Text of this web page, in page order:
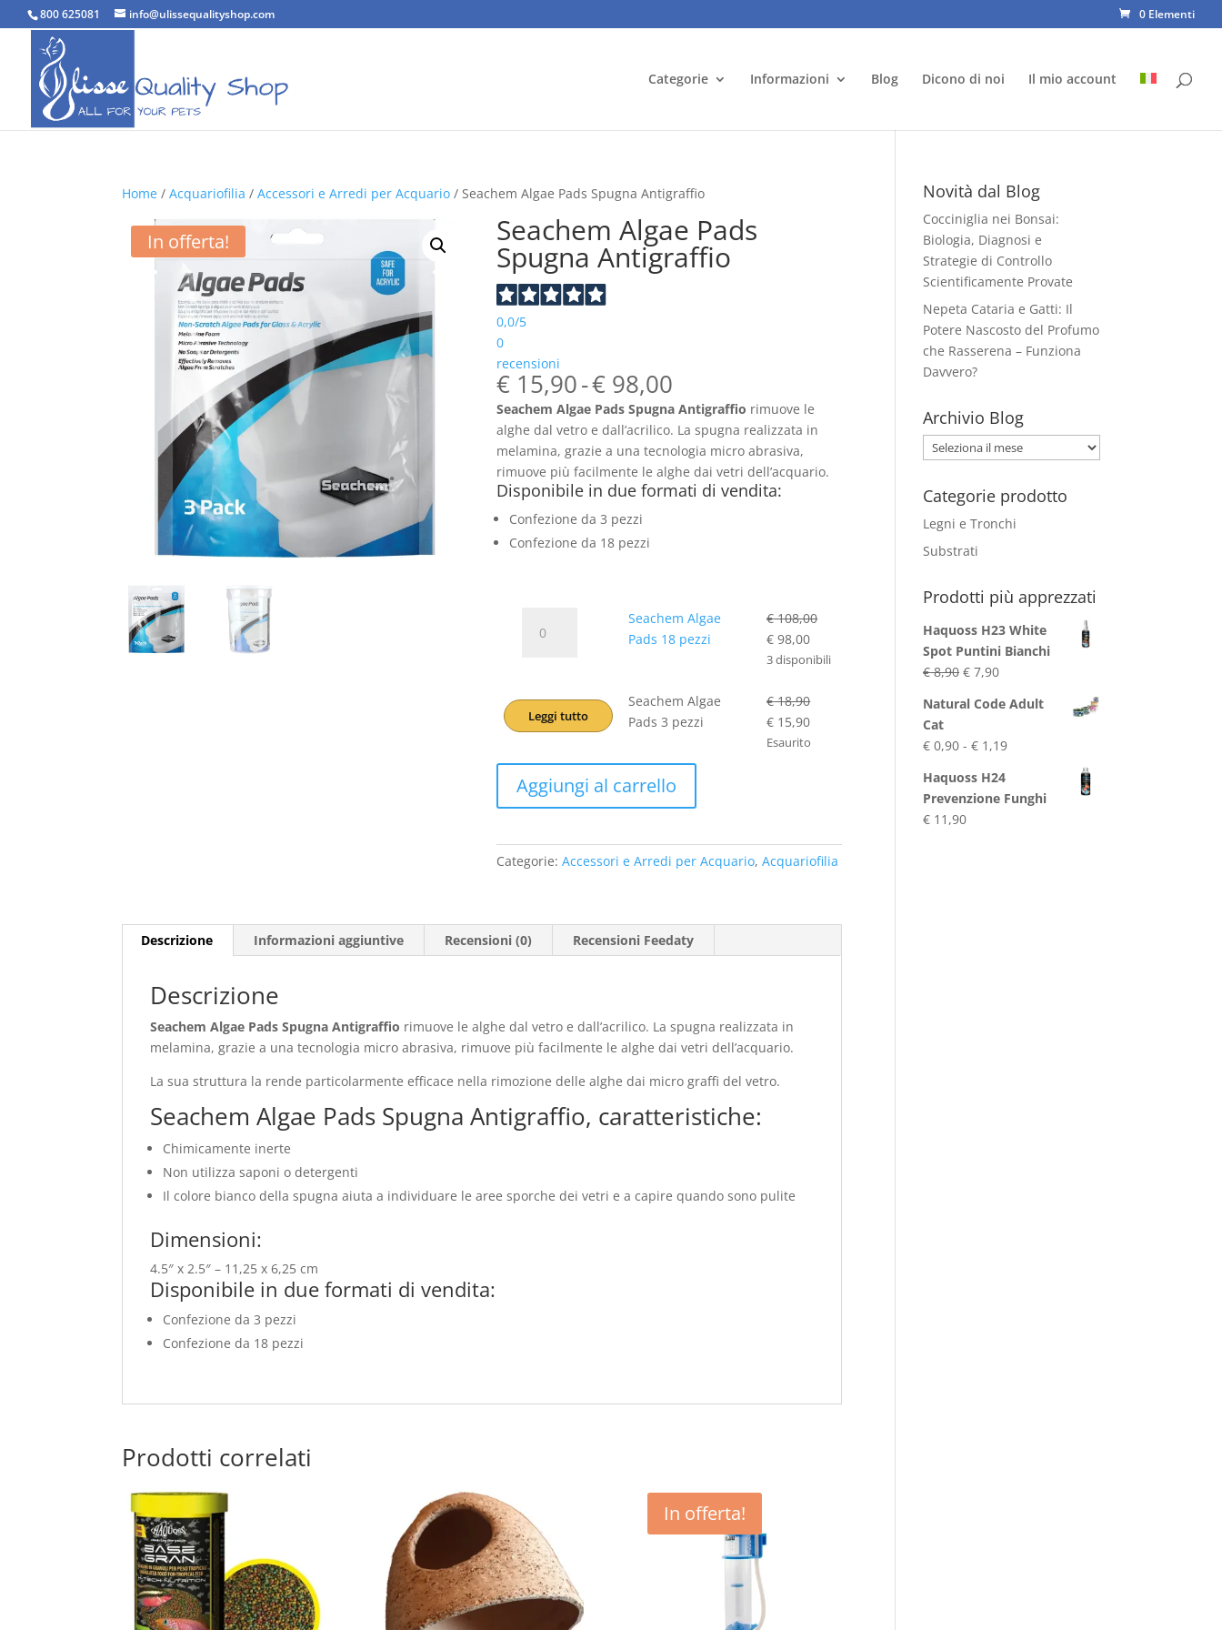
800 625081 info@ulissequalityshop.com 0 Elementi
Categorie Informazioni Blog Dicono di noi Il mio account
Home /Acquariofilia /Accessori e Arredi per Acquario / Seachem Algae Pads Spugna Antigraffio
In offerta! Seachem Algae Pads
Spugna Antigraffio
0,0/5
0
recensioni
€ 15,90-€ 98,00
di
prezzo:
da
€ 15,90
a
€ 98,00
Seachem Algae Pads Spugna Antigraffio rimuove le
alghe dal vetro e dall’acrilico. La spugna realizzata in
melamina, grazie a una tecnologia micro abrasiva,
rimuove più facilmente le alghe dai vetri dell’acquario.
Disponibile in due formati di vendita:
Confezione da 3 pezzi
Confezione da 18 pezzi
Algae
pezzi
quantità
Seachem Algae
Pads 18 pezzi
€108,00
Il
prezzo
era:
€ 108,00.
€ 98,00Il
prezzo
è:
€ 98,00.
3 disponibili
Leggi tutto
Seachem Algae
Pads 3 pezzi
€18,90
Il
prezzo
€ 15,90Il
prezzo
Esaurito
Aggiungi al carrello
Categorie:Accessori e Arredi per Acquario,Acquariofilia
Descrizione Informazioni aggiuntive Recensioni (0) Recensioni Feedaty
Descrizione
Seachem Algae Pads Spugna Antigraffio rimuove le alghe dal vetro e dall’acrilico. La spugna realizzata in
melamina, grazie a una tecnologia micro abrasiva, rimuove più facilmente le alghe dai vetri dell’acquario.
La sua struttura la rende particolarmente efficace nella rimozione delle alghe dai micro graffi del vetro.
Seachem Algae Pads Spugna Antigraffio, caratteristiche:
Chimicamente inerte
Non utilizza saponi o detergenti
Il colore bianco della spugna aiuta a individuare le aree sporche dei vetri e a capire quando sono pulite
Dimensioni:
4.5″ x 2.5″ – 11,25 x 6,25 cm
Disponibile in due formati di vendita:
Confezione da 3 pezzi
Confezione da 18 pezzi
Prodotti correlati
In offerta!
Novità dal Blog
Cocciniglia nei Bonsai:
Biologia, Diagnosi e
Strategie di Controllo
Scientificamente Provate
Nepeta Cataria e Gatti: Il
Potere Nascosto del Profumo
che Rasserena – Funziona
Davvero?
Archivio Blog
Archivio
Blog
Categorie prodotto
Legni e Tronchi
Substrati
Prodotti più apprezzati
Haquoss H23 White
Spot Puntini Bianchi
€8,90 Il
originale
€ 8,90.
€ 7,90Il
attuale
€ 7,90.
Natural Code Adult
Cat
€ 0,90 - € 1,19Fascia
da
Haquoss H24
Prevenzione Funghi
€ 11,90